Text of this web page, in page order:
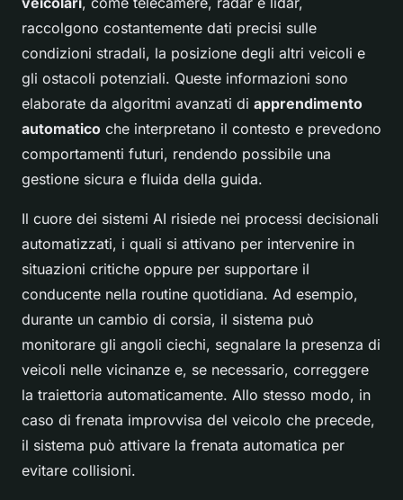
raccolgono costantemente dati precisi sulle
condizioni stradali, la posizione degli altri veicoli e
gli ostacoli potenziali. Queste informazioni sono
elaborate da algoritmi avanzati di apprendimento
automatico che interpretano il contesto e prevedono
comportamenti futuri, rendendo possibile una
gestione sicura e fluida della guida.
Il cuore dei sistemi AI risiede nei processi decisionali
automatizzati, i quali si attivano per intervenire in
situazioni critiche oppure per supportare il
conducente nella routine quotidiana. Ad esempio,
durante un cambio di corsia, il sistema può
monitorare gli angoli ciechi, segnalare la presenza di
veicoli nelle vicinanze e, se necessario, correggere
la traiettoria automaticamente. Allo stesso modo, in
caso di frenata improvvisa del veicolo che precede,
il sistema può attivare la frenata automatica per
evitare collisioni.